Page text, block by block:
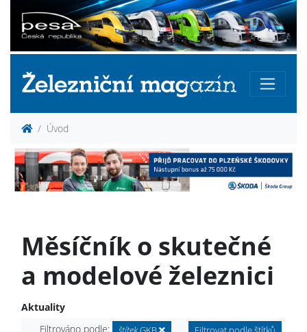
Úvod
Měsíčník o skutečné
a modelové železnici
Aktuality
Filtrováno podle: